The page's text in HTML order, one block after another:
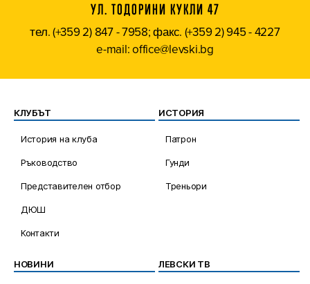
УЛ. ТОДОРИНИ КУКЛИ 47
тел. (+359 2) 847 - 7958; факс. (+359 2) 945 - 4227
e-mail: office@levski.bg
КЛУБЪТ
История на клуба
Ръководство
Представителен отбор
ДЮШ
Контакти
ИСТОРИЯ
Патрон
Гунди
Треньори
НОВИНИ ЛЕВСКИ ТВ